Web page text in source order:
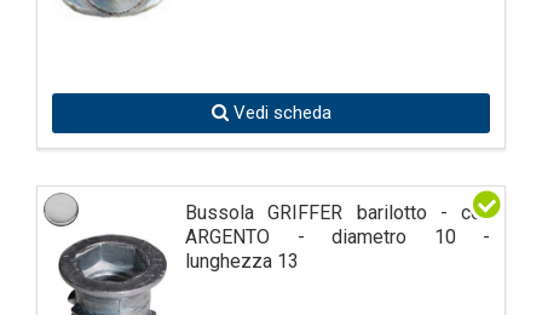
Vedi scheda
Bussola GRIFFER barilotto - col.
ARGENTO - diametro 10 -
lunghezza 13